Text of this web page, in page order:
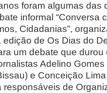
foram algumas das
informal “Conversa
Cidadanias”,
de Os Dias do
um debate que
Adelino
e Conceição
responsáveis de